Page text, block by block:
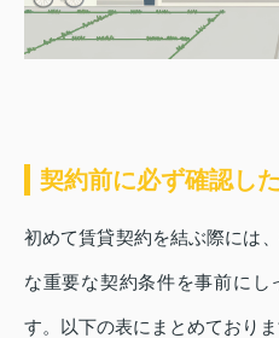
契約前に必ず確認し
初めて賃貸契約を結ぶ際には
な重要な契約条件を事前に
す。以下の表にまとめており